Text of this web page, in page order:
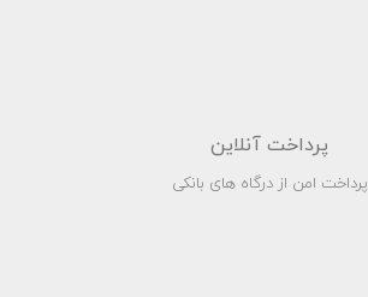
پرداخت آنلاین
پرداخت امن از درگاه های بانکی